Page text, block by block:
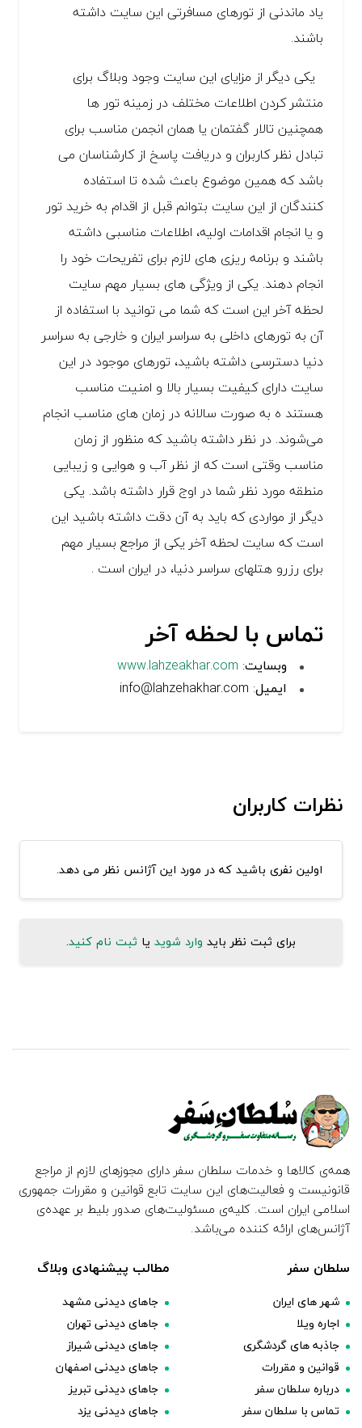
یاد ماندنی از تورهای مسافرتی این سایت داشته
باشند.
یکی دیگر از مزایای این سایت وجود وبلاگ برای
منتشر کردن اطلاعات مختلف در زمینه تور ها
همچنین تالار گفتمان یا همان انجمن مناسب برای
تبادل نظر کاربران و دریافت پاسخ از کارشناسان می
باشد که همین موضوع باعث شده تا استفاده
کنندگان از این سایت بتوانم قبل از اقدام به خرید تور
و یا انجام اقدامات اولیه، اطلاعات مناسبی داشته
باشند و برنامه ریزی های لازم برای تفریحات خود را
انجام دهند. یکی از ویژگی های بسیار مهم سایت
لحظه آخر این است که شما می توانید با استفاده از
آن به تورهای داخلی به سراسر ایران و خارجی به سراسر
دنیا دسترسی داشته باشید، تورهای موجود در این
سایت دارای کیفیت بسیار بالا و امنیت مناسب
هستند ه به صورت سالانه در زمان های مناسب انجام
می‌شوند. در نظر داشته باشید که منظور از زمان
مناسب وقتی است که از نظر آب و هوایی و زیبایی
منطقه مورد نظر شما در اوج قرار داشته باشد. یکی
دیگر از مواردی که باید به آن دقت داشته باشید این
است که سایت لحظه آخر یکی از مراجع بسیار مهم
برای رزرو هتلهای سراسر دنیا، در ایران است .
تماس با لحظه آخر
وبسایت:
www.lahzeakhar.com
ایمیل: info@lahzehakhar.com
نظرات کاربران
اولین نفری باشید که در مورد این آژانس نظر می دهد.
برای ثبت نظر باید وارد شوید یا ثبت نام کنید.
همه‌ی کالاها و خدمات سلطان سفر دارای مجوزهای لازم از مراجع
قانونیست و فعالیت‌های این سایت تابع قوانین و مقررات جمهوری
اسلامی ایران است. کلیه‌ی مسئولیت‌های صدور بلیط بر عهده‌ی
آژانس‌های ارائه کننده می‌باشد.
سلطان سفر
شهر های ایران
اجاره ویلا
جاذبه های گردشگری
قوانین و مقررات
درباره سلطان سفر
تماس با سلطان سفر
مطالب پیشنهادی وبلاگ
جاهای دیدنی مشهد
جاهای دیدنی تهران
جاهای دیدنی شیراز
جاهای دیدنی اصفهان
جاهای دیدنی تبریز
جاهای دیدنی یزد